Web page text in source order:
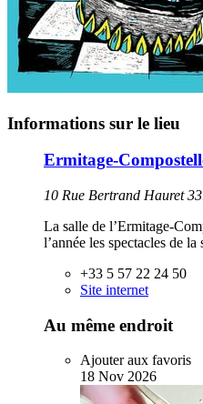
Informations sur le lieu
Ermitage-
10 Rue Bertrand Hauret
La salle de l’Ermitage-
l’année les spectacles de
+33 5 57 22 24 50
Site internet
Au même endroit
Ajouter aux favoris
18 Nov 2026